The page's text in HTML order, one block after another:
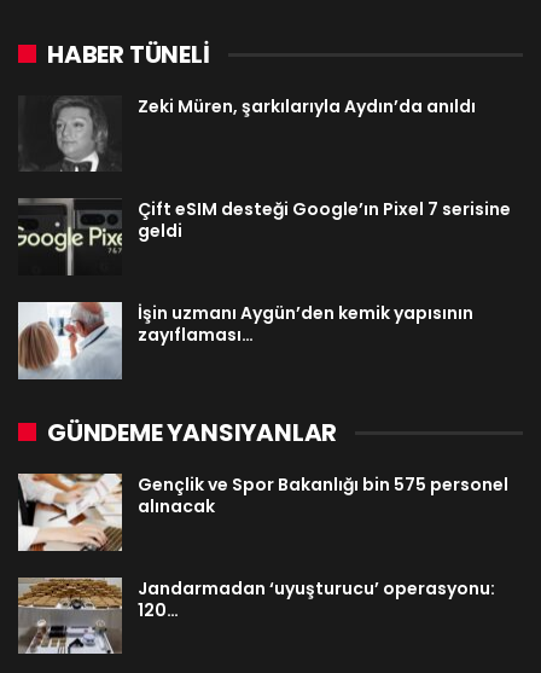
HABER TÜNELİ
Zeki Müren, şarkılarıyla Aydın’da anıldı
Çift eSIM desteği Google’ın Pixel 7 serisine
geldi
İşin uzmanı Aygün’den kemik yapısının
zayıflaması…
GÜNDEME YANSIYANLAR
Gençlik ve Spor Bakanlığı bin 575 personel
alınacak
Jandarmadan ‘uyuşturucu’ operasyonu:
120…